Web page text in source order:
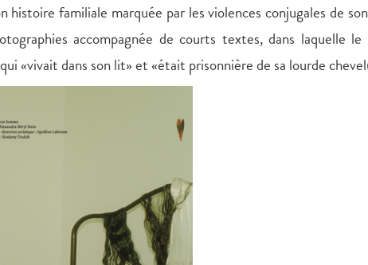
familiale marquée par les violences conjugales de
accompagnée de courts textes, dans laquelle le
«vivait dans son lit» et «était prisonnière de sa lourde